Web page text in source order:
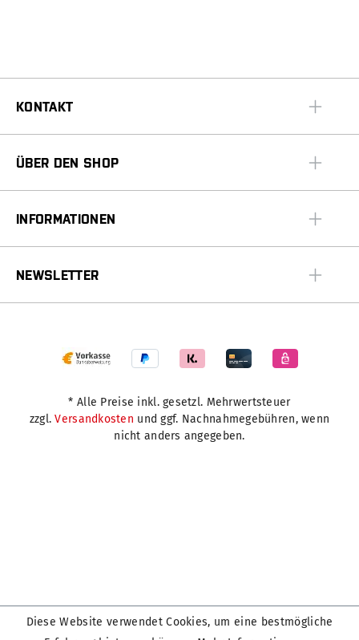
KONTAKT
ÜBER DEN SHOP
INFORMATIONEN
NEWSLETTER
* Alle Preise inkl. gesetzl. Mehrwertsteuer
zzgl.Versandkosten und ggf. Nachnahmegebühren, wenn
nicht anders angegeben.
Diese Website verwendet Cookies, um eine bestmögliche